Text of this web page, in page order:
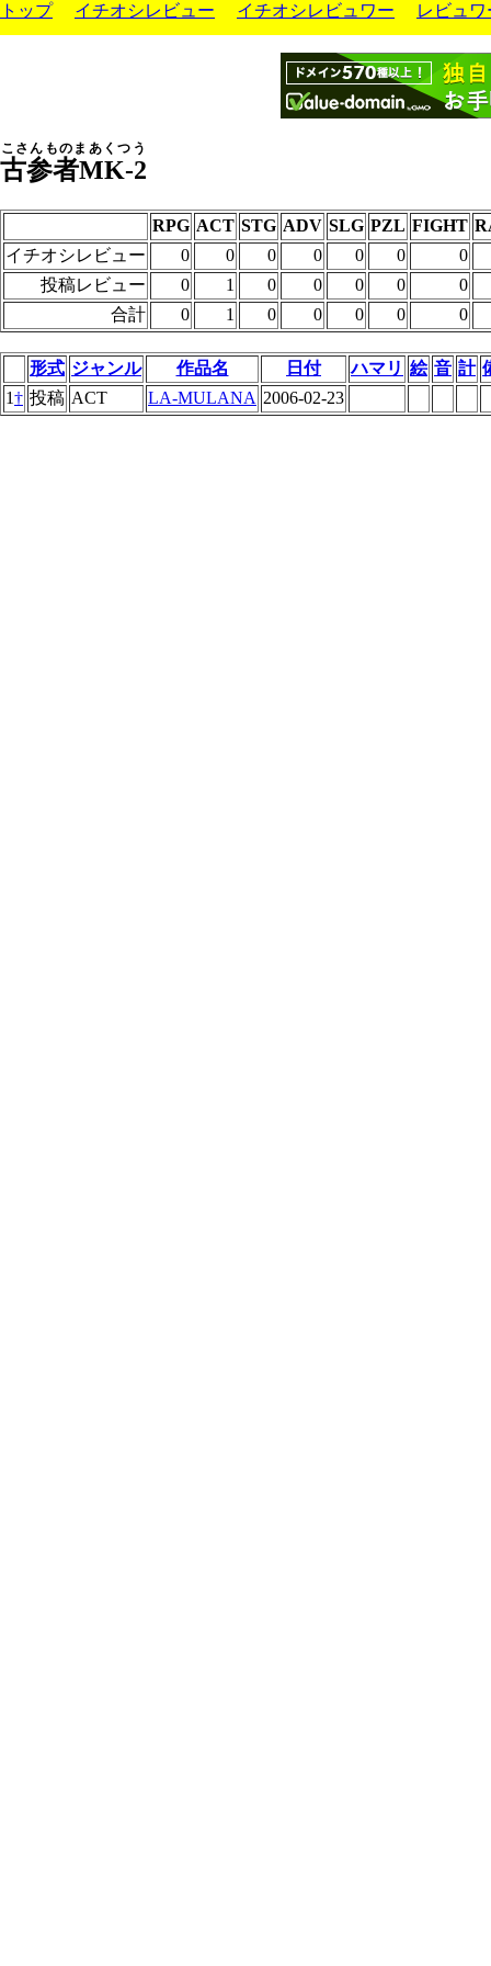
トップ イチオシレビュー イチオシレビュワー レビュワ
古参者MK-2
こさんものまあくつう
RPG ACT STG ADV SLG PZL FIGHT
イチオシレビュー
0 0 0 0 0 0
0
投稿レビュー
0 1 0 0 0 0
0
合計
0 1 0 0 0 0 0
形式 ジャンル 作品名 日付 ハマリ 絵 音 計
1† 投稿 ACT LA-MULANA 2006-02-23